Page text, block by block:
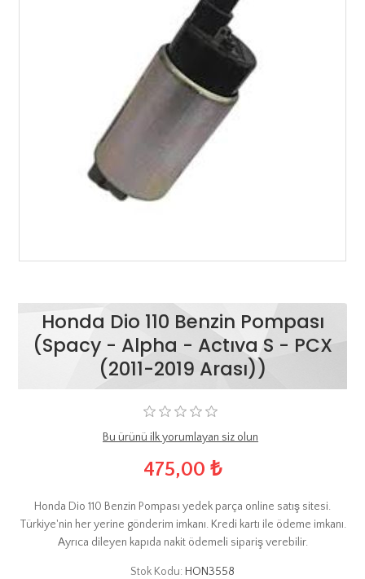
Honda Dio 110 Benzin Pompası
(Spacy - Alpha - Actıva S - PCX
(2011-2019 Arası))
Bu ürünü ilk yorumlayan siz olun
475,00 ₺
Honda Dio 110 Benzin Pompası yedek parça online satış sitesi.
Türkiye'nin her yerine gönderim imkanı. Kredi kartı ile ödeme imkanı.
Ayrıca dileyen kapıda nakit ödemeli sipariş verebilir.
Stok Kodu: HON3558